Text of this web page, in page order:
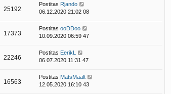
25192
Postitas Rjando
06.12.2020 21:02 08
17373
Postitas ooDDoo
10.09.2020 06:59 47
22246
Postitas EerikL
06.07.2020 11:31 47
16563
Postitas MatsMaalt
12.05.2020 16:10 43